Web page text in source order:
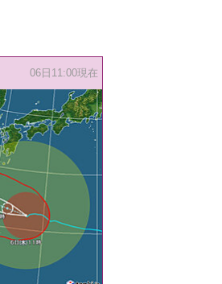
06日11:00現在